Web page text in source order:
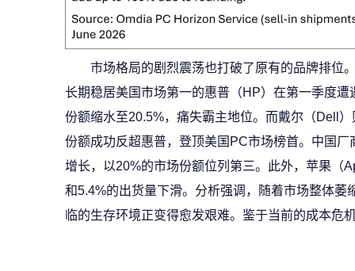
市场格局的剧烈震荡也打破了原有的品牌排位
长期稳居美国市场第一的惠普（HP）在第一季度
份额缩水至20.5%，痛失霸主地位。而戴尔（Dell
份额成功反超惠普，登顶美国PC市场榜首。中国
增长，以20%的市场份额位列第三。此外，苹果（
和5.4%的出货量下滑。分析强调，随着市场整体萎
临的生存环境正变得愈发艰难。鉴于当前的成本危